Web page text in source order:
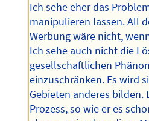
Ich sehe eher das
manipulieren lassen. All
Werbung wäre nicht,
Ich sehe auch nicht die
gesellschaftlichen
einzuschränken. Es wird
Gebieten anderes
Prozess, so wie er es